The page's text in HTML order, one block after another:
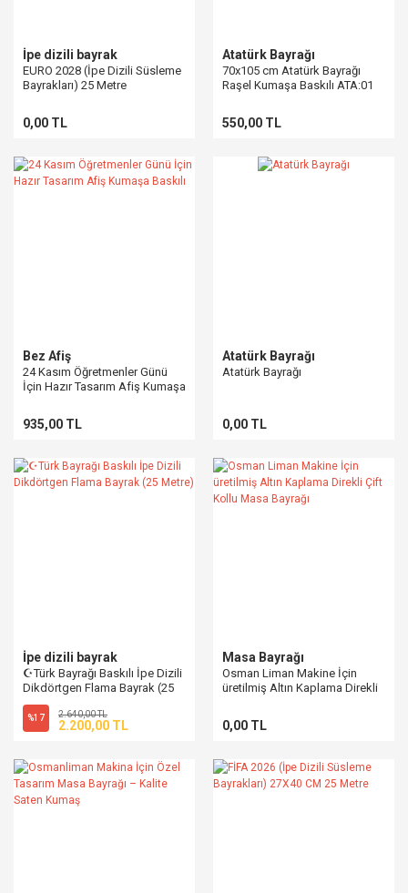
İpe dizili bayrak
EURO 2028 (İpe Dizili Süsleme
Bayrakları) 25 Metre
0,00 TL
Atatürk Bayrağı
70x105 cm Atatürk Bayrağı
Raşel Kumaşa Baskılı ATA:01
550,00 TL
Bez Afiş
24 Kasım Öğretmenler Günü
İçin Hazır Tasarım Afiş Kumaşa
935,00 TL
Atatürk Bayrağı
Atatürk Bayrağı
0,00 TL
İpe dizili bayrak
☪Türk Bayrağı Baskılı İpe Dizili
Dikdörtgen Flama Bayrak (25
Metre)
%17 2.640,00 TL
2.200,00 TL
Masa Bayrağı
Osman Liman Makine İçin
üretilmiş Altın Kaplama Direkli
0,00 TL